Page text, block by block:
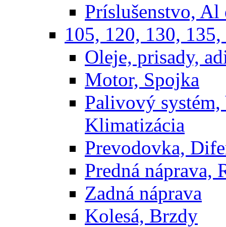
Príslušenstvo, Al
105, 120, 130,
Oleje, prisady,
Motor, Spojka
Palivový
Klimatizácia
Prevodovka,
Predná náprava,
Zadná náprava
Kolesá, Brzdy